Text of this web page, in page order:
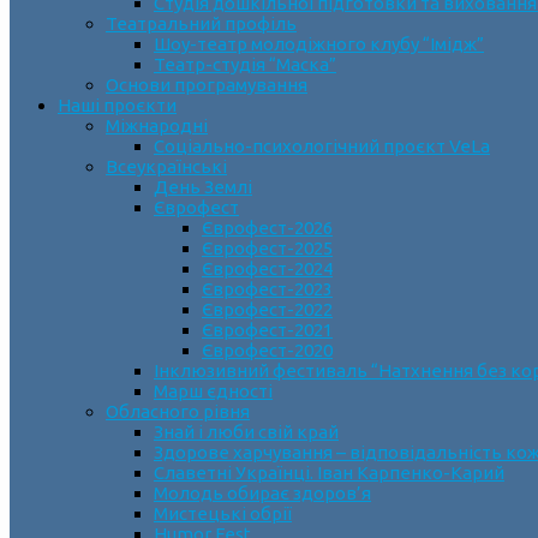
Театральний профіль
Шоу-театр молодіжного клубу “Імідж”
Театр-студія “Маска”
Основи програмування
Наші проєкти
Міжнародні
Соціально-психологічний проєкт VeLa
Всеукраїнські
День Землі
Єврофест
Єврофест-2026
Єврофест-2025
Єврофест-2024
Єврофест-2023
Єврофест-2022
Єврофест-2021
Єврофест-2020
Інклюзивний фестиваль “Натхнення без
Марш єдності
Обласного рівня
Знай і люби свій край
Здорове харчування – відповідальність
Славетні Українці. Іван Карпенко-Карий
Молодь обирає здоров’я
Мистецькі обрії
Humor Fest